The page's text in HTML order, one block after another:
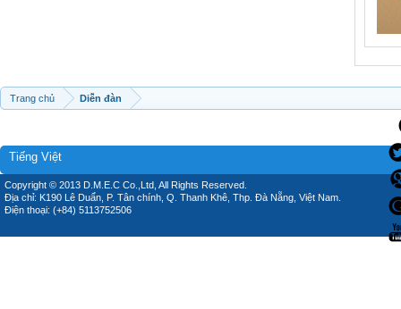
Trang chủ Diễn đàn
Tiếng Việt
Copyright © 2013 D.M.E.C Co.,Ltd, All Rights Reserved.
Địa chỉ: K190 Lê Duẩn, P. Tân chính, Q. Thanh Khê, Thp. Đà Nẵng, Việt Nam.
Điện thoại: (+84) 5113752506